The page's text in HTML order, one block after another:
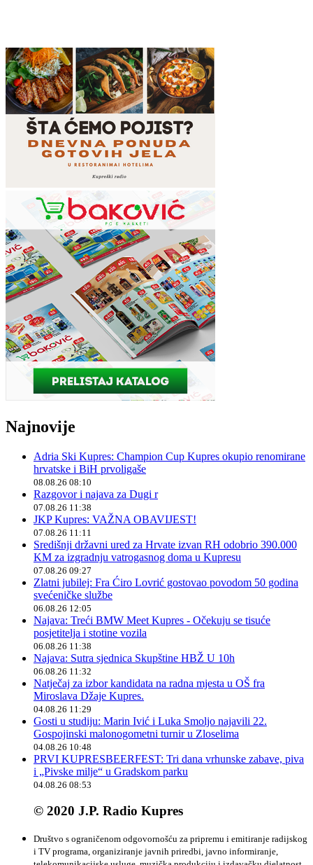
Najnovije
Adria Ski Kupres: Champion Cup Kupres okupio renomirane
hrvatske i BiH prvoligaše
08.08.26 08:10
Razgovor i najava za Dugi r
07.08.26 11:38
JKP Kupres: VAŽNA OBAVIJEST!
07.08.26 11:11
Središnji državni ured za Hrvate izvan RH odobrio 390.000
KM za izgradnju vatrogasnog doma u Kupresu
07.08.26 09:27
Zlatni jubilej: Fra Ćiro Lovrić gostovao povodom 50 godina
svećeničke službe
06.08.26 12:05
Najava: Treći BMW Meet Kupres - Očekuju se tisuće
posjetitelja i stotine vozila
06.08.26 11:38
Najava: Sutra sjednica Skupštine HBŽ U 10h
06.08.26 11:32
Natječaj za izbor kandidata na radna mjesta u OŠ fra
Miroslava Džaje Kupres.
04.08.26 11:29
Gosti u studiju: Marin Ivić i Luka Smoljo najavili 22.
Gospojinski malonogometni turnir u Zloselima
04.08.26 10:48
PRVI KUPRESBEERFEST: Tri dana vrhunske zabave, piva
i „Pivske milje“ u Gradskom parku
04.08.26 08:53
© 2020 J.P. Radio Kupres
Društvo s ograničenom odgovornošću za pripremu i emitiranje radijskog
i TV programa, organiziranje javnih priredbi, javno informiranje,